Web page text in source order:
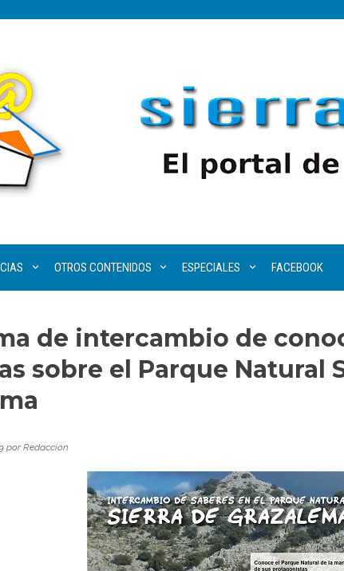
OTROS CONTENIDOS ESPECIALES FACEBOOK
de intercambio de
sobre el Parque Natural
porRedacción